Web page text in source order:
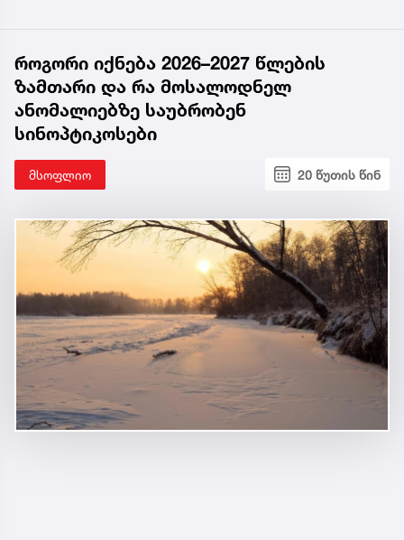
როგორი იქნება 2026–2027 წლების
ზამთარი და რა მოსალოდნელ
ანომალიებზე საუბრობენ
სინოპტიკოსები
მსოფლიო 20 წუთის წინ